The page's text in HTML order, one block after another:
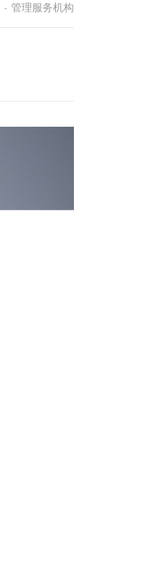
- 管理服务机构